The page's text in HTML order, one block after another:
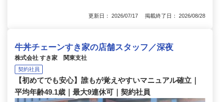
更新日： 2026/07/17 掲載終了日： 2026/08/28
牛丼チェーンすき家の店舗スタッフ／深夜
株式会社 すき家 関東支社
契約社員
【初めてでも安心】誰もが覚えやすいマニュアル確立｜
平均年齢49.1歳｜最大9連休可｜契約社員